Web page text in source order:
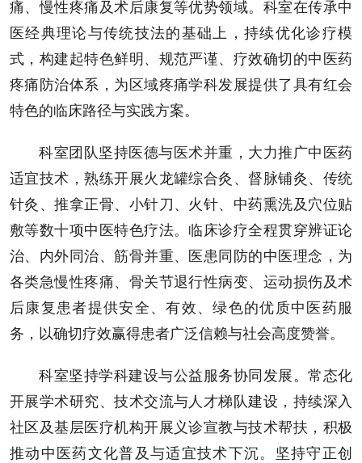
痛、慢性疼痛及术后康复等优势领域。科室在传承中
医经典理论与传统技法的基础上，持续优化诊疗模
式，构建起特色鲜明、规范严谨、疗效确切的中医药
疼痛防治体系，为区域疼痛学科发展提供了具有红会
特色的临床路径与实践方案。
科室团队坚持医德与医术并重，大力推广中医药
适宜技术，熟练开展火龙罐综合灸、督脉铺灸、传统
针灸、推拿正骨、小针刀、火针、中药熏洗及穴位贴
敷等数十项中医特色疗法。临床诊疗全程贯穿辨证论
治、内外同治、筋骨并重、医患同防的中医理念，为
各类急慢性疼痛、骨关节退行性病变、运动损伤及术
后康复患者提供安全、有效、绿色的优质中医药服
务，以确切疗效赢得患者广泛信赖与社会高度赞誉。
科室坚持学科建设与公益服务协同发展。常态化
开展学术研究、技术交流与人才梯队建设，持续深入
社区及基层医疗机构开展义诊宣教与技术帮扶，积极
推动中医药文化普及与适宜技术下沉。坚持守正创